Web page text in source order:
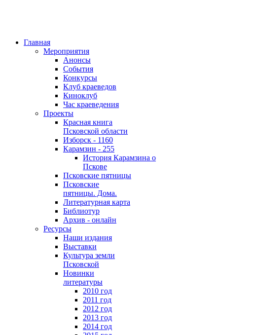
Главная
Мероприятия
Анонсы
События
Конкурсы
Клуб краеведов
Киноклуб
Час краеведения
Проекты
Красная книга
Псковской области
Изборск - 1160
Карамзин - 255
История Карамзина о
Пскове
Псковские пятницы
Псковские
пятницы. Дома.
Литературная карта
Библиотур
Архив - онлайн
Ресурсы
Наши издания
Выставки
Культура земли
Псковской
Новинки
литературы
2010 год
2011 год
2012 год
2013 год
2014 год